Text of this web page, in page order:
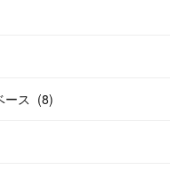
ース (8)